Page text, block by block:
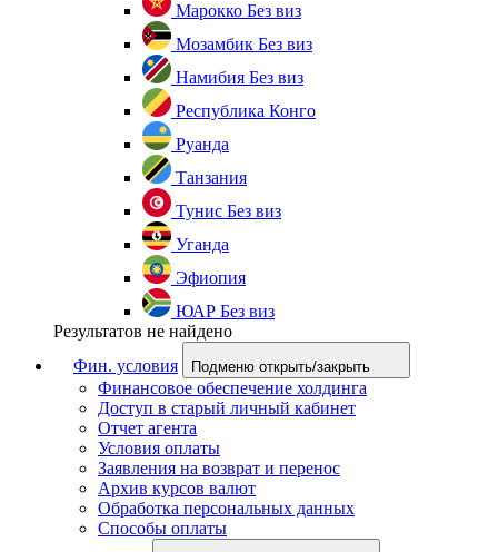
Марокко Без виз
Мозамбик Без виз
Намибия Без виз
Республика Конго
Руанда
Танзания
Тунис Без виз
Уганда
Эфиопия
ЮАР Без виз
Результатов не найдено
Фин. условия
Подменю открыть/закрыть
Финансовое обеспечение холдинга
Доступ в старый личный кабинет
Отчет агента
Условия оплаты
Заявления на возврат и перенос
Архив курсов валют
Обработка персональных данных
Способы оплаты